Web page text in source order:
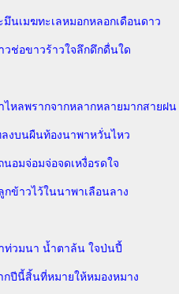
มึนเมฆทะเลหมอกหลอกเดือนดาว
วช่อขาวร้าวใจลึกดึกดื่นใด
ไหลพรากจากหลากหลายมากสายฝน
ลงบนผืนท้องนาพาหวั่นไหว
นอมจ่อมจ่อจดเหงื่อรดใจ
กข้าวไว้ในนาพาเลือนลาง
ท่วมนา น้ำตาล้น ใจป่นปี้
กปีนี้สิ้นที่หมายให้หมองหมาง